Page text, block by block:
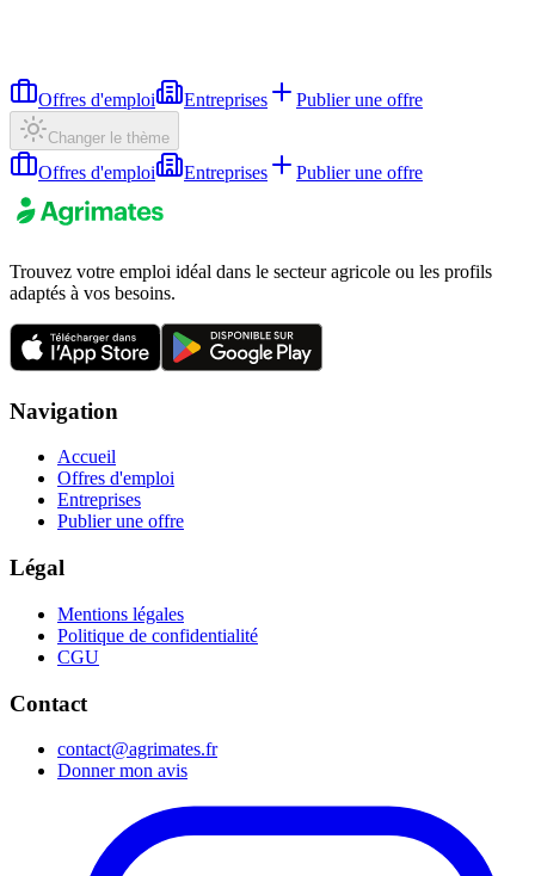
Offres d'emploi Entreprises Publier une offre
Changer le thème
Offres d'emploi Entreprises Publier une offre
Trouvez votre emploi idéal dans le secteur agricole ou les profils
adaptés à vos besoins.
Navigation
Accueil
Offres d'emploi
Entreprises
Publier une offre
Légal
Mentions légales
Politique de confidentialité
CGU
Contact
contact@agrimates.fr
Donner mon avis